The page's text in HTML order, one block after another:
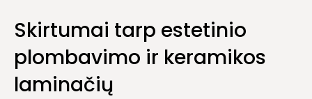
Skirtumai tarp estetinio
plombavimo ir keramikos
laminačių